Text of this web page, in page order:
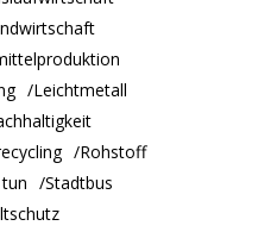
Leichtmetall
Rohstoff
Stadtbus